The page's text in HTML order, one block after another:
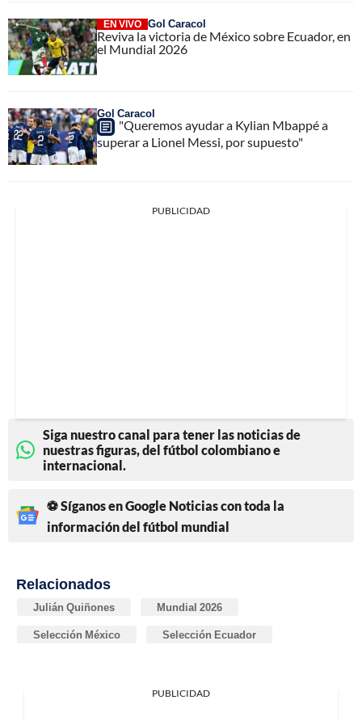
EN VIVO Gol Caracol
Reviva la victoria de México sobre Ecuador, en
el Mundial 2026
Gol Caracol
"Queremos ayudar a Kylian Mbappé a
superar a Lionel Messi, por supuesto"
PUBLICIDAD
Siga nuestro canal para tener las noticias de
nuestras figuras, del fútbol colombiano e
internacional.
⚽ Síganos en Google Noticias con toda la
información del fútbol mundial
Relacionados
Julián Quiñones Mundial 2026
Selección México Selección Ecuador
PUBLICIDAD